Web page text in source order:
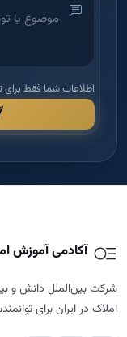
اطلاعات شما فقط برای
آکادمی آموزش
شرکت بین‌الملل دانش و
املاک در ایران برای